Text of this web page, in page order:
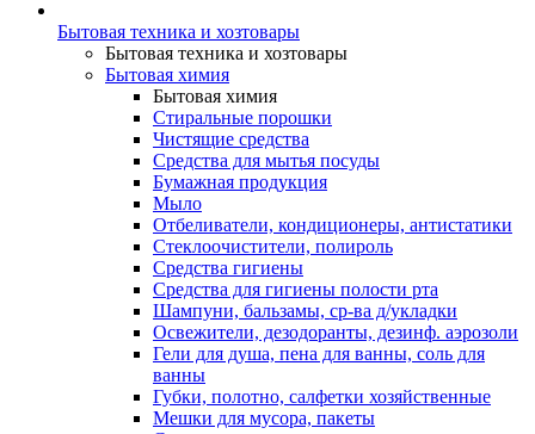
Бытовая техника и хозтовары
Бытовая техника и хозтовары
Бытовая химия
Бытовая химия
Стиральные порошки
Чистящие средства
Средства для мытья посуды
Бумажная продукция
Мыло
Отбеливатели, кондиционеры, антистатики
Стеклоочистители, полироль
Средства гигиены
Средства для гигиены полости рта
Шампуни, бальзамы, ср-ва д/укладки
Освежители, дезодоранты, дезинф. аэрозоли
Гели для душа, пена для ванны, соль для
ванны
Губки, полотно, салфетки хозяйственные
Мешки для мусора, пакеты